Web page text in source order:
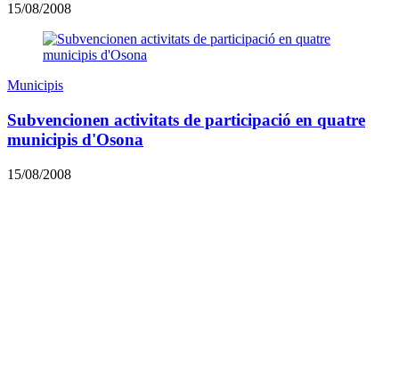
15/08/2008
Municipis
Subvencionen activitats de participació en quatre
municipis d'Osona
15/08/2008